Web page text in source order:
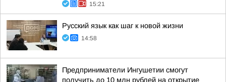
15:21
Русский язык как шаг к новой жизни
14:58
Предприниматели Ингушетии смогут
получить до 10 млн рублей на открытие